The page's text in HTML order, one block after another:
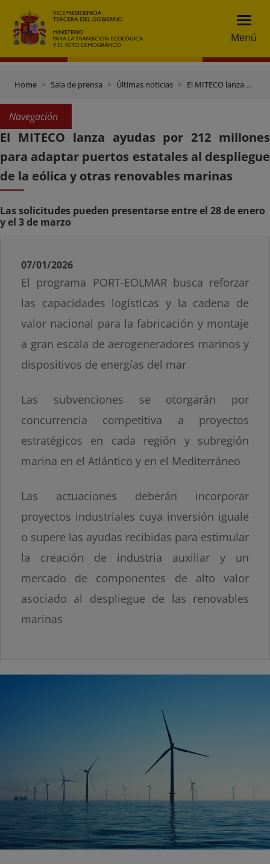
Menú
Home Sala de prensa Últimas noticias El MITECO lanza ayudas por 212 millones para adaptar puertos estatales al despliegue de la eólica y otras renovables marinas
Navegación
El MITECO lanza ayudas por 212 millones
para adaptar puertos estatales al despliegue
de la eólica y otras renovables marinas
Las solicitudes pueden presentarse entre el 28 de enero
y el 3 de marzo
07/01/2026
El programa PORT-EOLMAR busca reforzar
las capacidades logísticas y la cadena de
valor nacional para la fabricación y montaje
a gran escala de aerogeneradores marinos y
dispositivos de energías del mar
Las subvenciones se otorgarán por
concurrencia competitiva a proyectos
estratégicos en cada región y subregión
marina en el Atlántico y en el Mediterráneo
Las actuaciones deberán incorporar
proyectos industriales cuya inversión iguale
o supere las ayudas recibidas para estimular
la creación de industria auxiliar y un
mercado de componentes de alto valor
asociado al despliegue de las renovables
marinas